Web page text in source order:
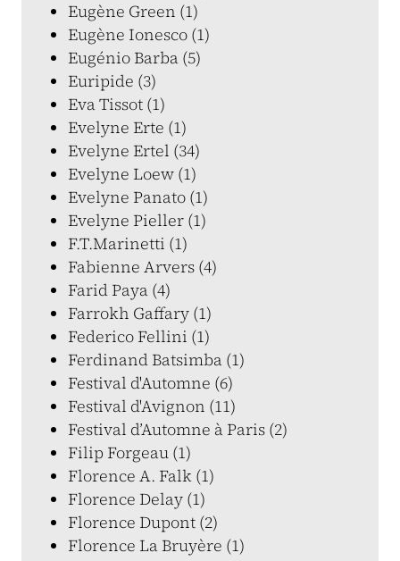
Eugène Green (1)
Eugène Ionesco (1)
Eugénio Barba (5)
Euripide (3)
Eva Tissot (1)
Evelyne Erte (1)
Evelyne Ertel (34)
Evelyne Loew (1)
Evelyne Panato (1)
Evelyne Pieller (1)
F.T.Marinetti (1)
Fabienne Arvers (4)
Farid Paya (4)
Farrokh Gaffary (1)
Federico Fellini (1)
Ferdinand Batsimba (1)
Festival d'Automne (6)
Festival d'Avignon (11)
Festival d’Automne à Paris (2)
Filip Forgeau (1)
Florence A. Falk (1)
Florence Delay (1)
Florence Dupont (2)
Florence La Bruyère (1)